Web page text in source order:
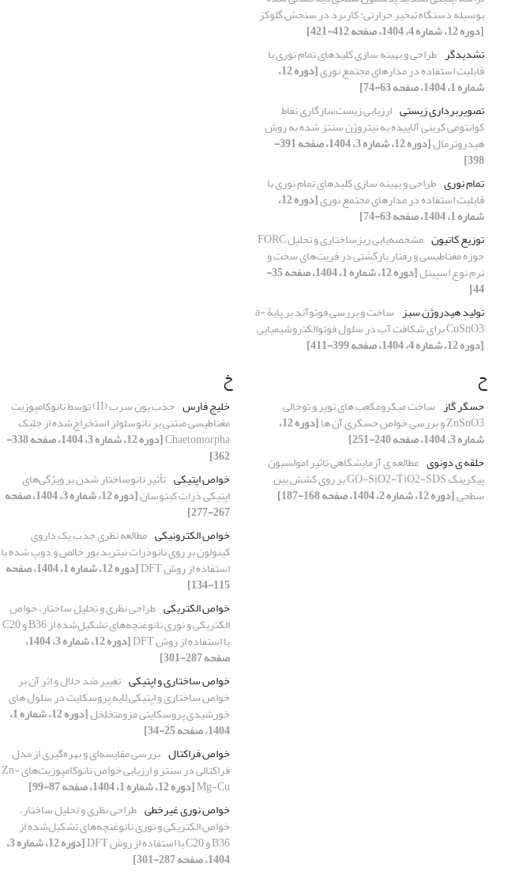
بوسیله دستگاه تبخیر حرارتی: کاربرد در سنجش گلوکز
[دوره 12، شماره 4، 1404، صفحه 412-421]
تشدیدگر طراحی و بهینه سازی کلیدهای تمام نوری با
قابلیت استفاده در مدارهای مجتمع نوری [دوره 12،
شماره 1، 1404، صفحه 63-74]
تصویربرداری زیستی ارزیابی زیست‌سازگاری نقاط
کوانتومی کربنی آلاییده به نیتروژن سنتز شده به روش
هیدروترمال [دوره 12، شماره 3، 1404، صفحه 391-
398]
تمام نوری طراحی و بهینه سازی کلیدهای تمام نوری با
قابلیت استفاده در مدارهای مجتمع نوری [دوره 12،
شماره 1، 1404، صفحه 63-74]
توزیع کاتیون
مشخصه‌یابی ریزساختاری و تحلیل FORC
حوزه مغناطیسی و رفتار بازگشتی در فریت‌های سخت و
نرم نوع اسپینل [دوره 12، شماره 1، 1404، صفحه 35-
44]
تولید هیدروژن سبز
ساخت و بررسی فوتوآند بر پایۀ a-
CuSnO3 برای شکافت آب در سلول فوتوالکتروشیمیایی
[دوره 12، شماره 4، 1404، صفحه 399-411]
ح
حسگر گاز ساخت میکرومکعب های توپر و توخالی
ZnSnO3 و بررسی خواص حسگری آن ها [دوره 12،
شماره 3، 1404، صفحه 240-251]
حلقه ی دونوی مطالعه ی آزمایشگاهی تاثیر امولسیون
پیکرینگ GO-SiO2-TiO2-SDS بر روی کشش بین
سطحی[دوره 12، شماره 2، 1404، صفحه 168-187]
خ
خلیج فارس جذب یون سرب (II) توسط نانوکامپوزیت
مغناطیسی مبتنی بر نانوسلولز استخراج‌شده از جلبک
Chaetomorpha [دوره 12، شماره 3، 1404، صفحه 338-
362]
خواص اپتیکی تأثیر نانوساختار شدن بر ویژگی‌های
اپتیکی ذرات کیتوسان [دوره 12، شماره 3، 1404، صفحه
267-277]
خواص الکترونیکی مطالعه نظری جذب یک داروی
کینولون بر روی نانوذرات نیترید بور خالص و دوپ شده با
استفاده از روش DFT [دوره 12، شماره 1، 1404، صفحه
115-134]
خواص الکتریکی طراحی نظری و تحلیل ساختار، خواص
الکتریکی و نوری نانوغنچه‌های تشکیل‌شده از B36 و C20
با استفاده از روش DFT [دوره 12، شماره 3، 1404،
صفحه 287-301]
خواص ساختاری و اپتیکی تغییر ضد حلال و اثر آن بر
خواص ساختاری و اپتیکی لایه پروسکایت در سلول های
خورشیدی پروسکایتی مزومتخلخل [دوره 12، شماره 1،
1404، صفحه 25-34]
خواص فراکتال بررسی مقایسه‌ای و بهره‌گیری از مدل
فراکتالی در سنتز و ارزیابی خواص نانوکامپوزیت‌های Zn-
Mg-Cu[دوره 12، شماره 1، 1404، صفحه 87-99]
خواص نوری غیرخطی طراحی نظری و تحلیل ساختار،
خواص الکتریکی و نوری نانوغنچه‌های تشکیل‌شده از
B36 و C20 با استفاده از روش DFT [دوره 12، شماره 3،
1404، صفحه 287-301]